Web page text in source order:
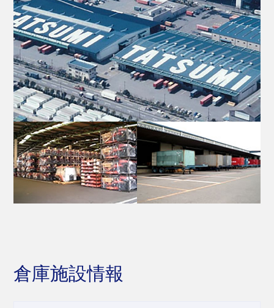
サイトマップ
倉庫施設情報